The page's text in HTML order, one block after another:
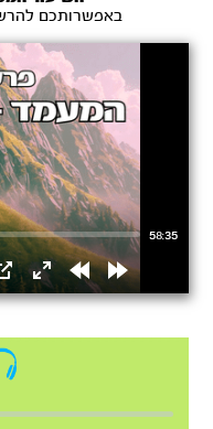
באפשרותכם
58:35
PIP
EnterRewindForward